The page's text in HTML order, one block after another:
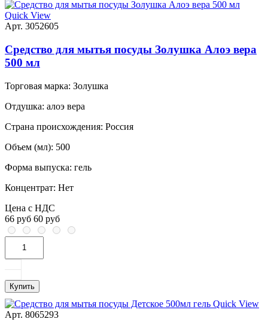
Quick View
Арт. 3052605
Средство для мытья посуды Золушка Алоэ вера
500 мл
Торговая марка: Золушка
Отдушка: алоэ вера
Страна происхождения: Россия
Объем (мл): 500
Форма выпуска: гель
Концентрат: Нет
Цена с НДС
66 руб 60 руб
Купить
Quick View
Арт. 8065293